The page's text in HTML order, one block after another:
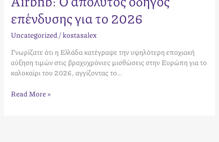
επένδυσης για το 2026
Uncategorized/kostasalex
Γνωρίζατε ότι η Ελλάδα κατέγραψε την υψηλότερη εποχιακή
αύξηση τιμών στις βραχυχρόνιες μισθώσεις στην Ευρώπη για το
καλοκαίρι του 2026, αγγίζοντας το…
Read More »